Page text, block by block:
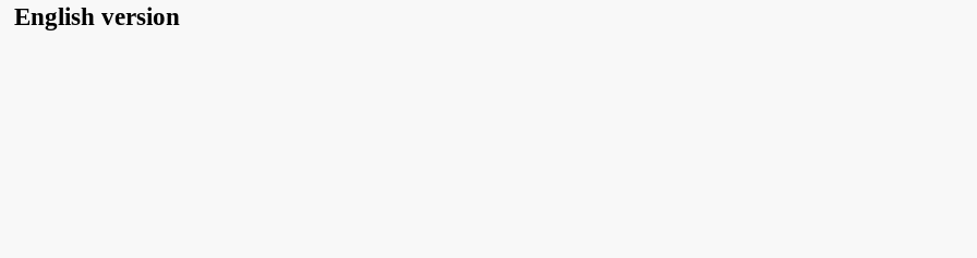
English version